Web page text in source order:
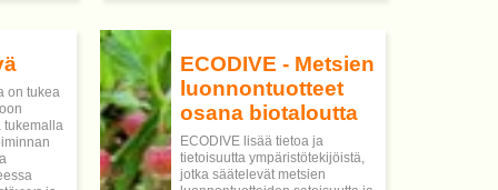
digitaalisia ratkaisuja tukemaan
paikallisten yritysten
verkostoitumista.
on tukea
tukemalla
ECODIVE - Metsien
luonnontuotteet
osana biotaloutta
ECODIVE lisää tietoa ja
tietoisuutta ympäristötekijöistä,
jotka säätelevät metsien